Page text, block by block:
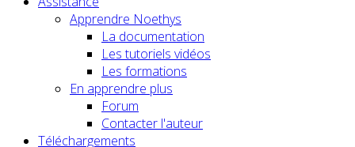
Apprendre Noethys
La documentation
Les tutoriels vidéos
Les formations
En apprendre plus
Forum
Contacter l'auteur
Téléchargements